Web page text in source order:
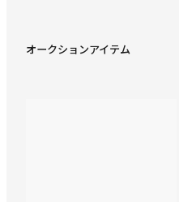
オークションアイテム